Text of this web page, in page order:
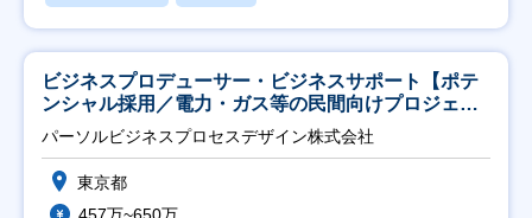
ビジネスプロデューサー・ビジネスサポート【ポテ
ンシャル採用／電力・ガス等の民間向けプロジェク
ト推進】
パーソルビジネスプロセスデザイン株式会社
東京都